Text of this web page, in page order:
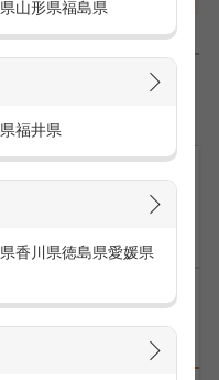
山形県福島県
福井県
香川県徳島県愛媛県
ールのアパレル